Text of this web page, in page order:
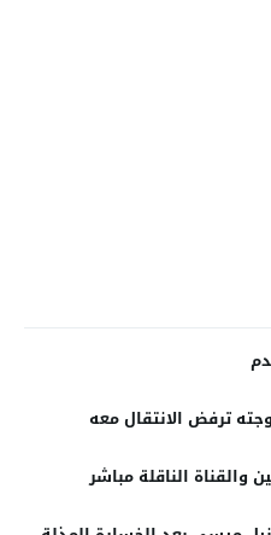
ترفض الانتقال معه
الناقلة مباشر